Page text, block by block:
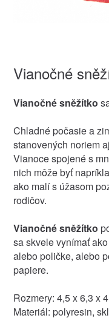
Vianočné
Vianočné sněžítko
Chladné počasie a
stanovených noriem
Vianoce spojené s
nich môže byť
ako malí s úžasom
rodičov.
Vianočné sněžítko
sa skvele vynímať
alebo poličke, alebo
papiere.
Rozmery: 4,5 x 6,3 x
Materiál: polyresin,